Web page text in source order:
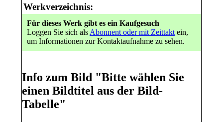
Werkverzeichnis:
Für dieses Werk gibt es ein Kaufgesuch
Loggen Sie sich als Abonnent oder mit Zeittakt ein,
um Informationen zur Kontaktaufnahme zu sehen.
Info zum Bild "Bitte wählen Sie
einen Bildtitel aus der Bild-
Tabelle"